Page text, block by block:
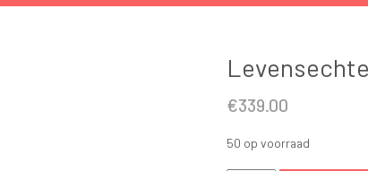
€339.00
50 op voorraad